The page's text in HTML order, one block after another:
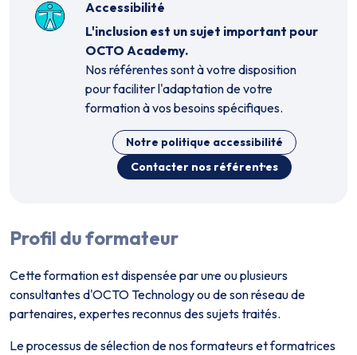
Accessibilité
L'inclusion est un sujet important pour
OCTO Academy.
Nos référent·es sont à votre disposition
pour faciliter l'adaptation de votre
formation à vos besoins spécifiques.
Notre politique accessibilité
Contacter nos référent·es
Profil du formateur
Cette formation est dispensée par un·e ou plusieurs
consultant·es d'OCTO Technology ou de son réseau de
partenaires, expert·es reconnus des sujets traités.
Le processus de sélection de nos formateurs et formatrices